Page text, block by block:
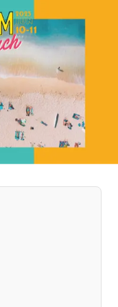
ア
ア
ア
ア
ア
エリア
エリア
ア
リア
ア
ア